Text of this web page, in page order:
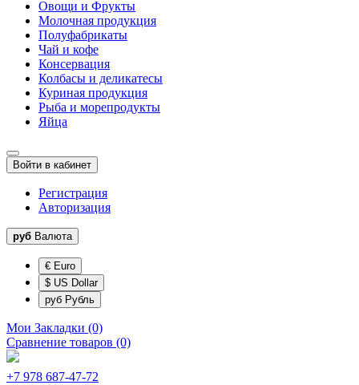
Овощи и Фрукты
Молочная продукция
Полуфабрикаты
Чай и кофе
Консервация
Колбасы и деликатесы
Куриная продукция
Рыба и морепродукты
Яйца
Войти в кабинет
Регистрация
Авторизация
руб Валюта
€ Euro
$ US Dollar
руб Рубль
Мои Закладки (0)
Сравнение товаров (0)
+7 978 687-47-72